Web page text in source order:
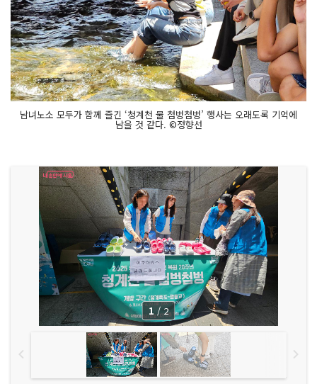
남녀노소 모두가 함께 즐긴 ‘청계천 물 첨벙첨벙’ 행사는 오래도록 기억에
남을 것 같다. ©정향선
1 / 2